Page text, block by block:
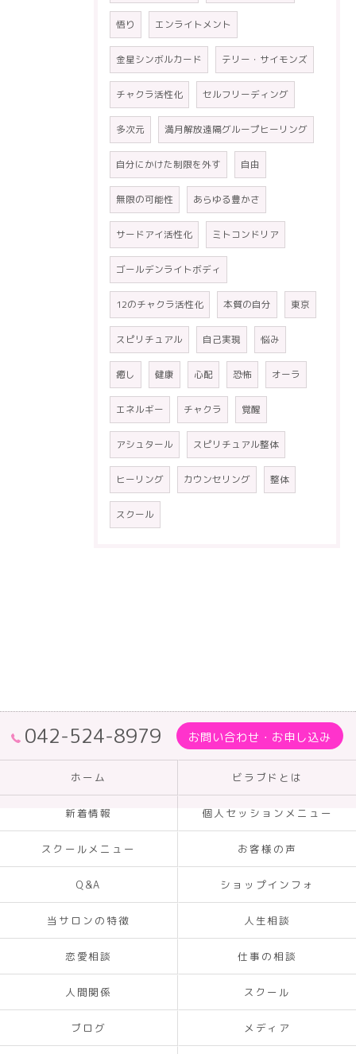
悟り エンライトメント
金星シンボルカード テリー・サイモンズ
チャクラ活性化 セルフリーディング
多次元 満月解放遠隔グループヒーリング
自分にかけた制限を外す 自由
無限の可能性 あらゆる豊かさ
サードアイ活性化 ミトコンドリア
ゴールデンライトボディ
12のチャクラ活性化 本質の自分 東京
スピリチュアル 自己実現 悩み
癒し 健康 心配 恐怖 オーラ
エネルギー チャクラ 覚醒
アシュタール スピリチュアル整体
ヒーリング カウンセリング 整体
スクール
042-524-8979 お問い合わせ・お申し込み
ホーム ビラブドとは
新着情報 個人セッションメニュー
スクールメニュー お客様の声
Q&A ショップインフォ
当サロンの特徴 人生相談
恋愛相談 仕事の相談
人間関係 スクール
ブログ メディア